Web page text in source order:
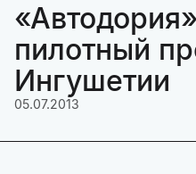
пилотный
Ингушетии
05.07.2013